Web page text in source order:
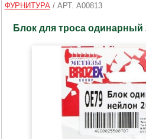
ФУРНИТУРА/ АРТ. A00813
Блок для троса одинарный